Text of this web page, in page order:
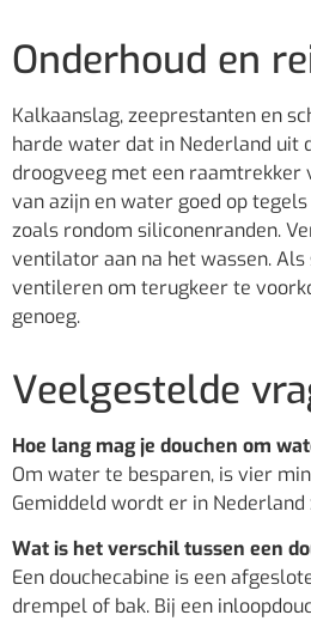
Onderhoud en
Kalkaanslag, zeeprestanten en
harde water dat in Nederland uit
droogveeg met een raamtrekker
van azijn en water goed op
zoals rondom siliconenranden.
ventilator aan na het wassen.
ventileren om terugkeer te
genoeg.
Veelgestelde
Hoe lang mag je douchen om
Om water te besparen, is vier
Gemiddeld wordt er in
Wat is het verschil tussen een
Een douchecabine is een
drempel of bak. Bij een